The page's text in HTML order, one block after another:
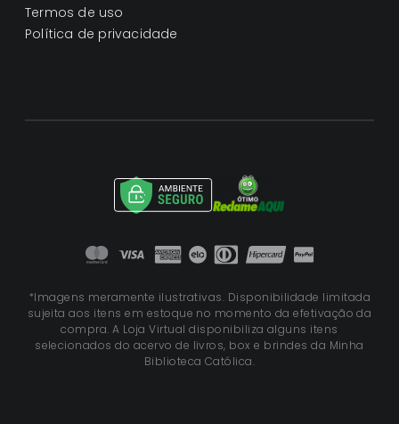
Termos de uso
Política de privacidade
*Imagens meramente ilustrativas. Disponibilidade limitada
sujeita aos itens em estoque no momento da efetivação da
compra. A Loja Virtual disponibiliza alguns itens
selecionados do acervo de livros, box e brindes da Minha
Biblioteca Católica.